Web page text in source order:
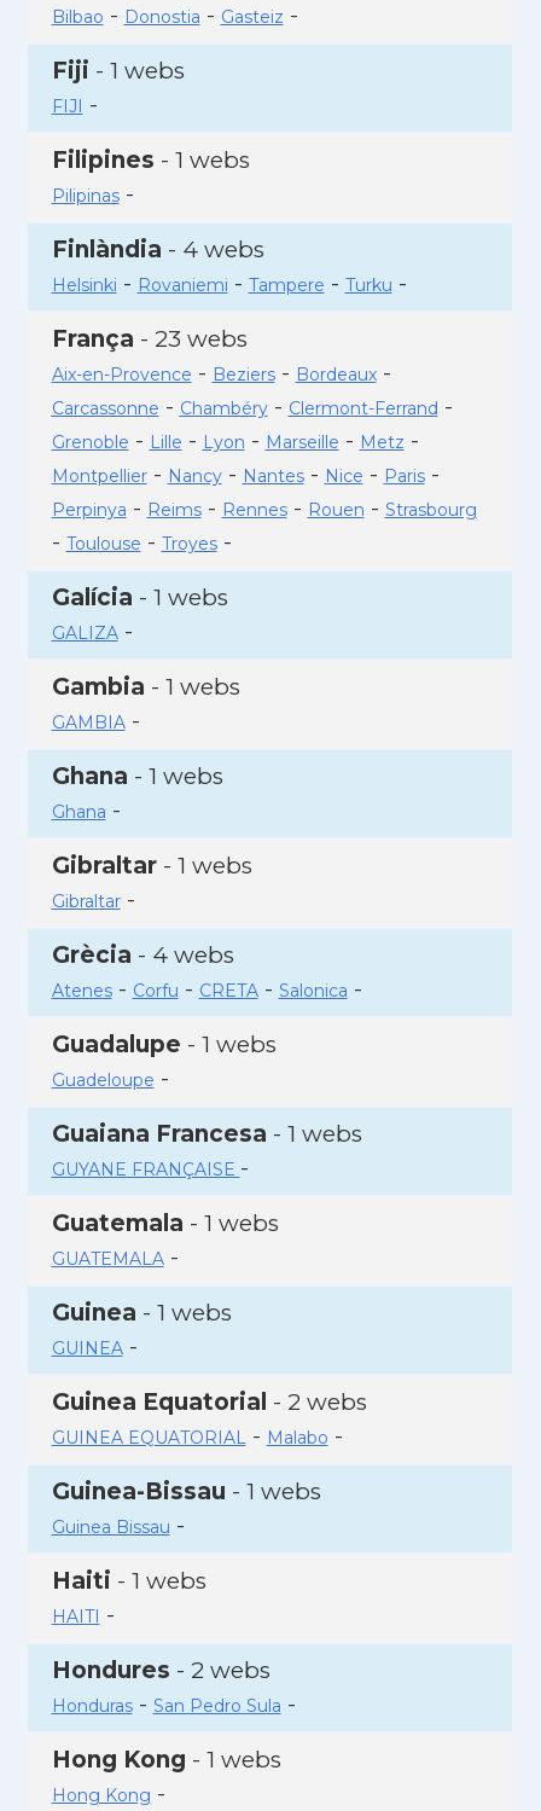
Bilbao - Donostia - Gasteiz -
Fiji - 1 webs
FIJI -
Filipines - 1 webs
Pilipinas-
Finlàndia - 4 webs
Helsinki - Rovaniemi - Tampere - Turku -
França - 23 webs
Aix-en-Provence - Beziers- Bordeaux-
Carcassonne - Chambéry- Clermont-Ferrand -
Grenoble - Lille - Lyon - Marseille - Metz -
Montpellier- Nancy- Nantes- Nice - Paris-
Perpinya - Reims- Rennes- Rouen - Strasbourg
- Toulouse - Troyes-
Galícia - 1 webs
GALIZA-
Gambia - 1 webs
GAMBIA-
Ghana - 1 webs
Ghana -
Gibraltar- 1 webs
Gibraltar-
Grècia - 4 webs
Atenes- Corfu - CRETA- Salonica -
Guadalupe - 1 webs
Guadeloupe -
Guaiana Francesa - 1 webs
GUYANE FRANÇAISE -
Guatemala - 1 webs
GUATEMALA-
Guinea - 1 webs
GUINEA-
Guinea Equatorial - 2 webs
GUINEA EQUATORIAL- Malabo -
Guinea-Bissau - 1 webs
Guinea Bissau -
Haiti - 1 webs
HAITI -
Hondures - 2 webs
Honduras- San Pedro Sula -
Hong Kong - 1 webs
Hong Kong -